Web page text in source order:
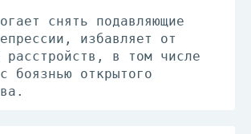
снять подавляющие
избавляет от
расстройств, в том числе
боязнью открытого